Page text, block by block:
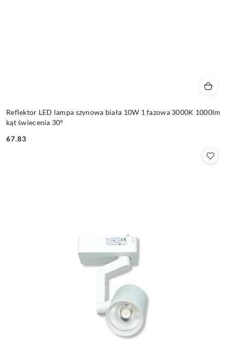
Reflektor LED lampa szynowa biała 10W 1 fazowa 3000K 1000lm
kąt świecenia 30°
Cena:
67.83